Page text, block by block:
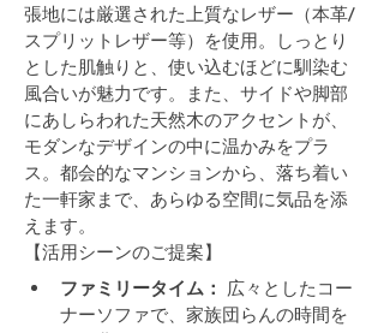
張地には厳選された上質なレザー（本革/
スプリットレザー等）を使用。しっとり
とした肌触りと、使い込むほどに馴染む
風合いが魅力です。また、サイドや脚部
にあしらわれた天然木のアクセントが、
モダンなデザインの中に温かみをプラ
ス。都会的なマンションから、落ち着い
た一軒家まで、あらゆる空間に気品を添
えます。
【活用シーンのご提案】
ファミリータイム： 広々としたコー
ナーソファで、家族団らんの時間を